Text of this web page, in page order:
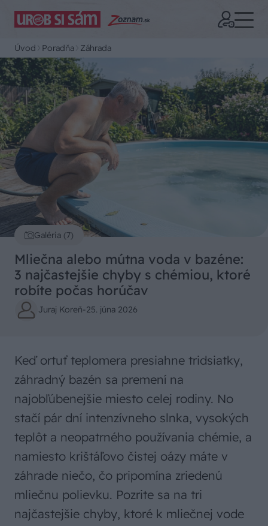
Úvod Poradňa Záhrada
Galéria (7)
Zdroj: istock.com
Mliečna alebo mútna voda v bazéne:
3 najčastejšie chyby s chémiou, ktoré
robíte počas horúčav
Juraj Koreň-25. júna 2026
Keď ortuť teplomera presiahne tridsiatky,
záhradný bazén sa premení na
najobľúbenejšie miesto celej rodiny. No
stačí pár dní intenzívneho slnka, vysokých
teplôt a neopatrného používania chémie, a
namiesto krištáľovo čistej oázy máte v
záhrade niečo, čo pripomína zriedenú
mliečnu polievku. Pozrite sa na tri
najčastejšie chyby, ktoré k mliečnej vode